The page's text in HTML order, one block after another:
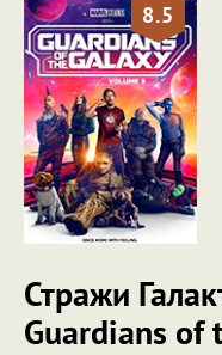
8.5
Стражи
Guardians of